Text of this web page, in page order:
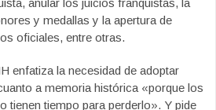
anular los juicios franquistas, la
y medallas y la apertura de
oficiales, entre otras.
enfatiza la necesidad de adoptar
a memoria histórica «porque los
tienen tiempo para perderlo». Y pide